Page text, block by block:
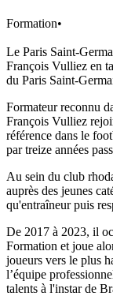
Formation•
Le Paris Saint-
François Vulliez en
du Paris Saint-
Formateur reconnu
François Vulliez
référence dans le
par treize années
Au sein du club
auprès des jeunes
qu'entraîneur puis
De 2017 à 2023, il
Formation et joue
joueurs vers le plus
l’équipe
talents à l'instar de